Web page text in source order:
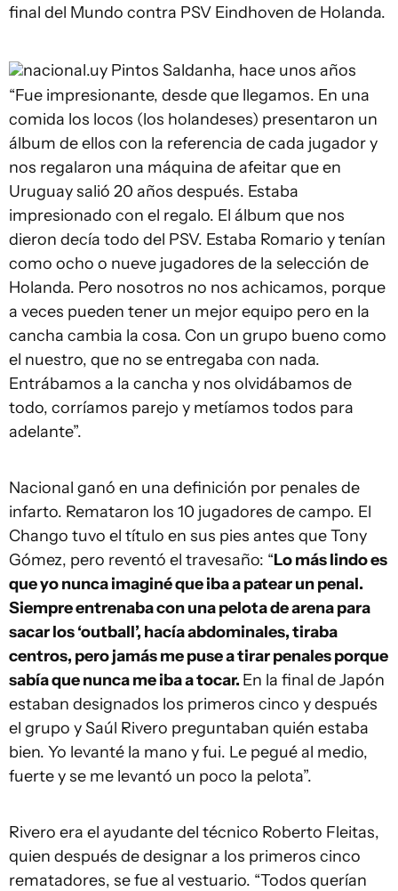
final del Mundo contra PSV Eindhoven de Holanda.
nacional.uy Pintos Saldanha, hace unos años
“Fue impresionante, desde que llegamos. En una
comida los locos (los holandeses) presentaron un
álbum de ellos con la referencia de cada jugador y
nos regalaron una máquina de afeitar que en
Uruguay salió 20 años después. Estaba
impresionado con el regalo. El álbum que nos
dieron decía todo del PSV. Estaba Romario y tenían
como ocho o nueve jugadores de la selección de
Holanda. Pero nosotros no nos achicamos, porque
a veces pueden tener un mejor equipo pero en la
cancha cambia la cosa. Con un grupo bueno como
el nuestro, que no se entregaba con nada.
Entrábamos a la cancha y nos olvidábamos de
todo, corríamos parejo y metíamos todos para
adelante”.
Nacional ganó en una definición por penales de
infarto. Remataron los 10 jugadores de campo. El
Chango tuvo el título en sus pies antes que Tony
Gómez, pero reventó el travesaño: “Lo más lindo es
que yo nunca imaginé que iba a patear un penal.
Siempre entrenaba con una pelota de arena para
sacar los ‘outball’, hacía abdominales, tiraba
centros, pero jamás me puse a tirar penales porque
sabía que nunca me iba a tocar. En la final de Japón
estaban designados los primeros cinco y después
el grupo y Saúl Rivero preguntaban quién estaba
bien. Yo levanté la mano y fui. Le pegué al medio,
fuerte y se me levantó un poco la pelota”.
Rivero era el ayudante del técnico Roberto Fleitas,
quien después de designar a los primeros cinco
rematadores, se fue al vestuario. “Todos querían